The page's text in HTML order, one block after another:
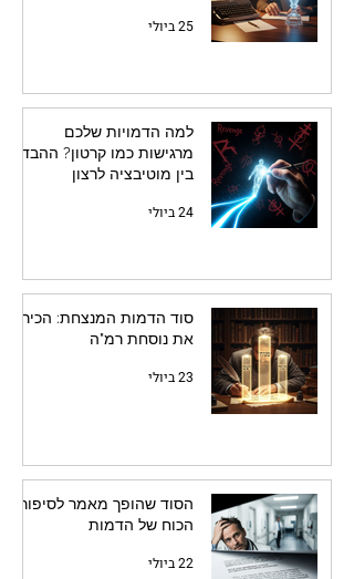
25 ביולי
למה הדמויות שלכם
מרגישות כמו קרטון? ההבדל
בין מוטיבציה לרצון
24 ביולי
סוד הדמות המנצחת: הכירו
את נוסחת רמ"ה
23 ביולי
הסוד שהופך מאמר לסיפור:
הכוח של הדמות
22 ביולי